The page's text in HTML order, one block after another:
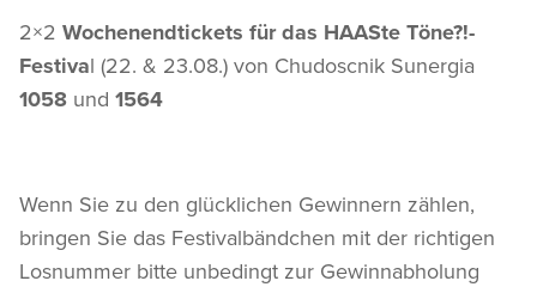
2×2 Wochenendtickets für das HAASte Töne?!-
Festival (22. & 23.08.) von Chudoscnik Sunergia
1058 und 1564
Wenn Sie zu den glücklichen Gewinnern zählen,
bringen Sie das Festivalbändchen mit der richtigen
Losnummer bitte unbedingt zur Gewinnabholung